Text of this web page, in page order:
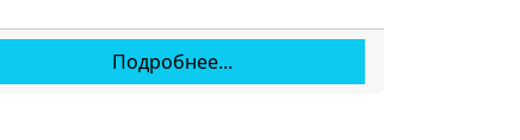
Подробнее...